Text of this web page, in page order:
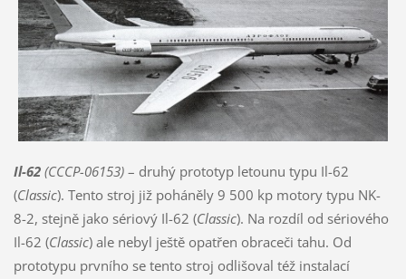
Il-62 (CCCP-06153) – druhý prototyp letounu typu Il-62
(Classic). Tento stroj již poháněly 9 500 kp motory typu NK-
8-2, stejně jako sériový Il-62 (Classic). Na rozdíl od sériového
Il-62 (Classic) ale nebyl ještě opatřen obraceči tahu. Od
prototypu prvního se tento stroj odlišoval též instalací